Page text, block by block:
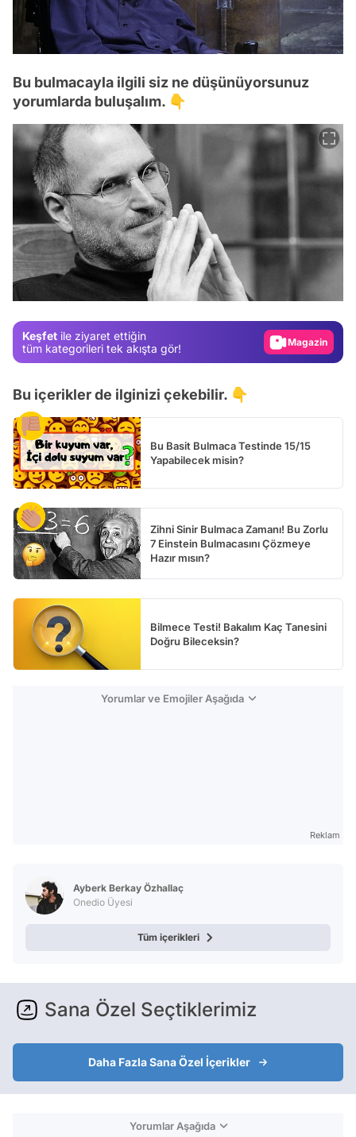
Bu bulmacayla ilgili siz ne düşünüyorsunuz
yorumlarda buluşalım. 👇
Keşfet ile ziyaret ettiğin
tüm kategorileri tek akışta gör!
Video
Video
Bu içerikler de ilginizi çekebilir. 👇
Bu Basit Bulmaca Testinde 15/15
Yapabilecek misin?
Zihni Sinir Bulmaca Zamanı! Bu Zorlu
7 Einstein Bulmacasını Çözmeye
Hazır mısın?
Bilmece Testi! Bakalım Kaç Tanesini
Doğru Bileceksin?
Yorumlar ve Emojiler Aşağıda
Reklam
Ayberk Berkay Özhallaç
Onedio Üyesi
Tüm içerikleri
Sana Özel Seçtiklerimiz
Daha Fazla Sana Özel İçerikler
Yorumlar Aşağıda